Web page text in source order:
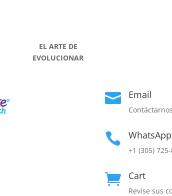
EL ARTE DE
EVOLUCIONAR
 Email
Contáctarnos
 WhatsApp
+1 (305)
 Cart
Revise sus